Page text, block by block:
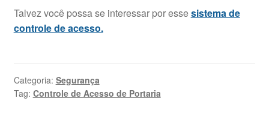
Talvez você possa se interessar por essesistema de
controle de acesso.
Categoria: Segurança
Tag: Controle de Acesso de Portaria